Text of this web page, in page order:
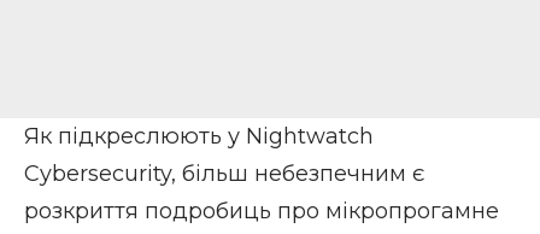
Як підкреслюють у Nightwatch
Cybersecurity, більш небезпечним є
розкриття подробиць про мікропрогамне